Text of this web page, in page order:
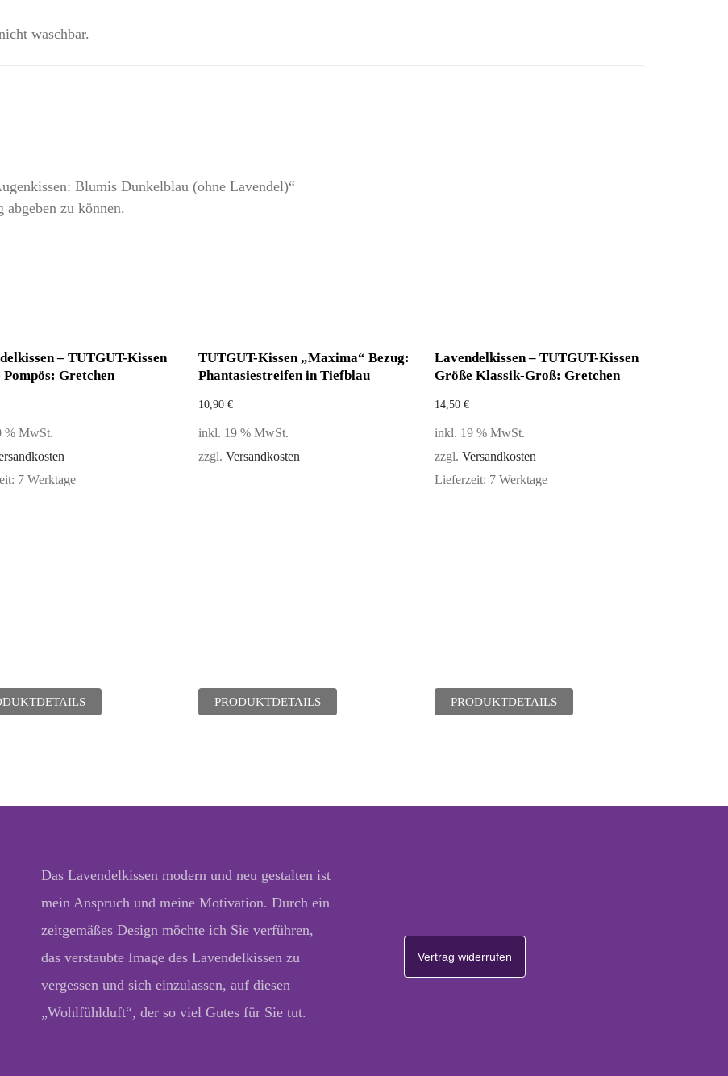
waschbar.
Blumis Dunkelblau (ohne Lavendel)“
zu können.
– TUTGUT-Kissen
Pompös: Gretchen
% MwSt.
7 Werktage
TUTGUT-Kissen „Maxima“ Bezug:
Phantasiestreifen in Tiefblau
10,90 €
inkl. 19 % MwSt.
zzgl. Versandkosten
PRODUKTDETAILS
Lavendelkissen – TUTGUT-Kissen
Größe Klassik-Groß: Gretchen
14,50 €
inkl. 19 % MwSt.
zzgl. Versandkosten
Lieferzeit: 7 Werktage
PRODUKTDETAILS
Das Lavendelkissen modern und neu gestalten ist
mein Anspruch und meine Motivation. Durch ein
zeitgemäßes Design möchte ich Sie verführen,
das verstaubte Image des Lavendelkissen zu
vergessen und sich einzulassen, auf diesen
„Wohlfühlduft“, der so viel Gutes für Sie tut.
Vertrag widerrufen